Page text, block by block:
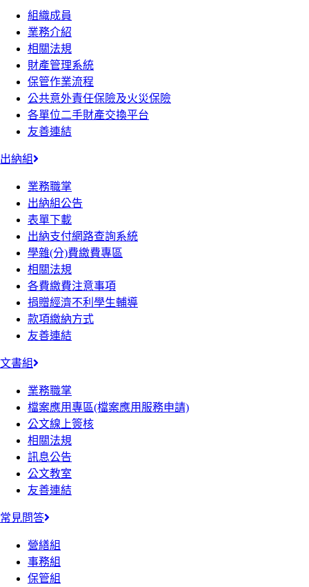
組織成員
業務介紹
相關法規
財產管理系統
保管作業流程
公共意外責任保險及火災保險
各單位二手財產交換平台
友善連結
出納組
業務職掌
出納組公告
表單下載
出納支付網路查詢系統
學雜(分)費繳費專區
相關法規
各費繳費注意事項
捐贈經濟不利學生輔導
款項繳納方式
友善連結
文書組
業務職掌
檔案應用專區(檔案應用服務申請)
公文線上簽核
相關法規
訊息公告
公文教室
友善連結
常見問答
營繕組
事務組
保管組